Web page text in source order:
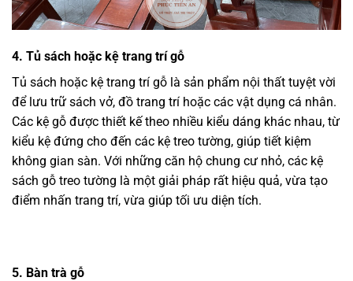
4. Tủ sách hoặc kệ trang trí gỗ
Tủ sách hoặc kệ trang trí gỗ là sản phẩm nội thất tuyệt vời
để lưu trữ sách vở, đồ trang trí hoặc các vật dụng cá nhân.
Các kệ gỗ được thiết kế theo nhiều kiểu dáng khác nhau, từ
kiểu kệ đứng cho đến các kệ treo tường, giúp tiết kiệm
không gian sàn. Với những căn hộ chung cư nhỏ, các kệ
sách gỗ treo tường là một giải pháp rất hiệu quả, vừa tạo
điểm nhấn trang trí, vừa giúp tối ưu diện tích.
5. Bàn trà gỗ